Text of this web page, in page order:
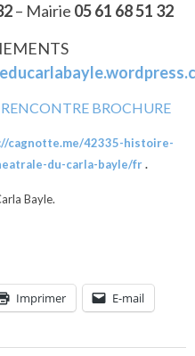
– Mairie 05 61 68 51 32
RENCONTRE BROCHURE
cagnotte.me/42335-histoire-
du-carla-bayle/fr.
Bayle.
Imprimer E-mail